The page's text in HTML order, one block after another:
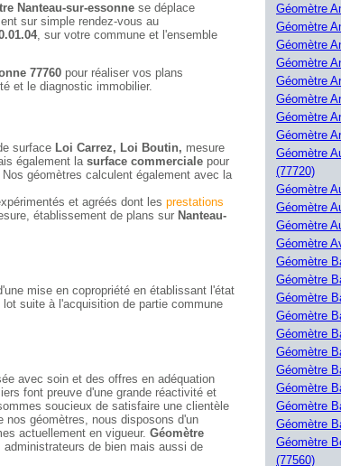
Nanteau-sur-essonne se déplace
sur simple rendez-vous au
, sur votre commune et l'ensemble
77760 pour réaliser vos plans
et le diagnostic immobilier.
surface Loi Carrez, Loi Boutin, mesure
également la surface commerciale pour
Nos géomètres calculent également avec la
et agréés dont les prestations
établissement de plans sur Nanteau-
mise en copropriété en établissant l'état
suite à l'acquisition de partie commune
avec soin et des offres en adéquation
font preuve d'une grande réactivité et
soucieux de satisfaire une clientèle
nos géomètres, nous disposons d'un
actuellement en vigueur. Géomètre
de bien mais aussi de
Géomètre
Géomètre
Géomètre
Géomètre
Géomètre
Géomètre
Géomètre
Géomètre
Géomètre
(77720)
Géomètre
Géomètre
Géomètre
Géomètre
Géomètre
Géomètre
Géomètre
Géomètre
Géomètre
Géomètre
Géomètre
Géomètre
Géomètre
Géomètre
Géomètre
(77560)